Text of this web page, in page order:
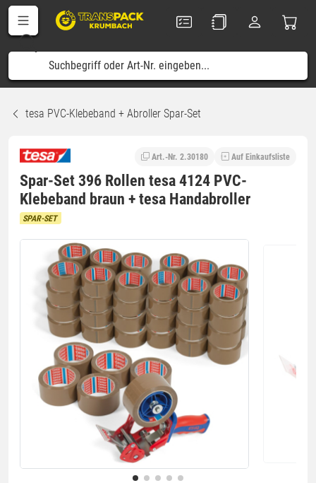
tesa PVC-Klebeband + Abroller Spar-Set
Art.-Nr. 2.30180 Auf Einkaufsliste
Spar-Set 396 Rollen tesa 4124 PVC-
Klebeband braun + tesa Handabroller
SPAR-SET